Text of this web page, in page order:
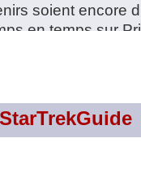
soient encore
en temps sur
JE vous
StarTrekGuide